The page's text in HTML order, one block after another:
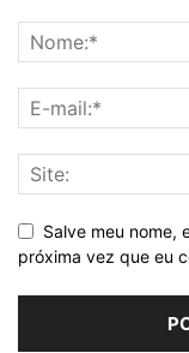
Salve meu nome,
próxima vez que eu